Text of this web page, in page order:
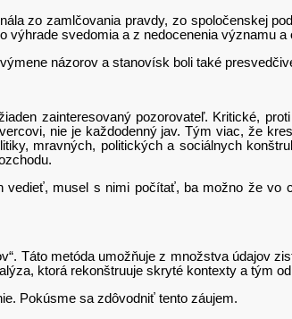
zamlčovania pravdy, zo spoločenskej
svedomia a z nedocenenia významu
názorov a stanovísk boli také
pozorovateľ. Kritické, proti
nie je každodenný jav. Tým viac, že
mravných, politických a sociálnych
musel s nimi počítať, ba možno že vo
metóda umožňuje z množstva údajov
ktorá rekonštruuje skryté kontexty a tým
Pokúsme sa zdôvodniť tento záujem.